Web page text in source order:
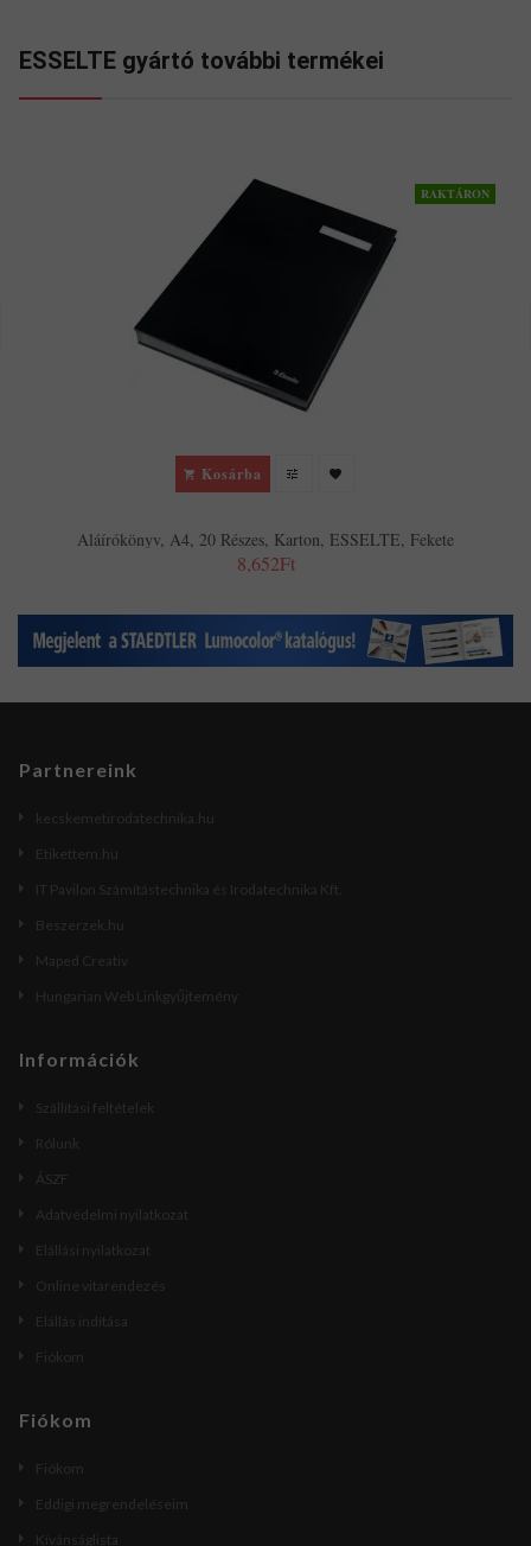
ESSELTE gyártó további termékei
RAKTÁRON
Kosárba
Aláírókönyv, A4, 20 Részes, Karton, ESSELTE, Fekete
8,652Ft
Partnereink
kecskemetirodatechnika.hu
Etikettem.hu
IT Pavilon Számítástechnika és Irodatechnika Kft.
Beszerzek.hu
Maped Creativ
Hungarian Web Linkgyűjtemény
Információk
Szállítási feltételek
Rólunk
ÁSZF
Adatvédelmi nyilatkozat
Elállási nyilatkozat
Online vitarendezés
Elállás indítása
Fiókom
Fiókom
Fiókom
Eddigi megrendeléseim
Kívánságlista